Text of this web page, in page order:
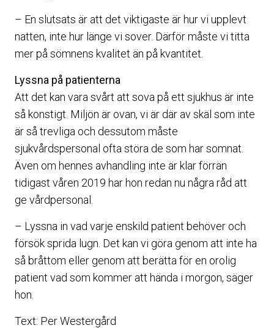
– En slutsats är att det viktigaste är hur vi upplevt
natten, inte hur länge vi sover. Därför måste vi titta
mer på sömnens kvalitet än på kvantitet.
Lyssna på patienterna
Att det kan vara svårt att sova på ett sjukhus är inte
så konstigt. Miljön är ovan, vi är där av skäl som inte
är så trevliga och dessutom måste
sjukvårdspersonal ofta störa de som har somnat.
Även om hennes avhandling inte är klar förrän
tidigast våren 2019 har hon redan nu några råd att
ge vårdpersonal.
– Lyssna in vad varje enskild patient behöver och
försök sprida lugn. Det kan vi göra genom att inte ha
så bråttom eller genom att berätta för en orolig
patient vad som kommer att hända i morgon, säger
hon.
Text: Per Westergård